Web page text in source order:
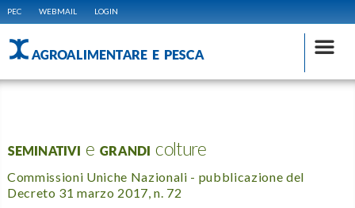
PEC WEBMAIL LOGIN
AGROALIMENTARE E PESCA
SEMINATIVI e GRANDI colture
Commissioni Uniche Nazionali - pubblicazione del
Decreto 31 marzo 2017, n. 72